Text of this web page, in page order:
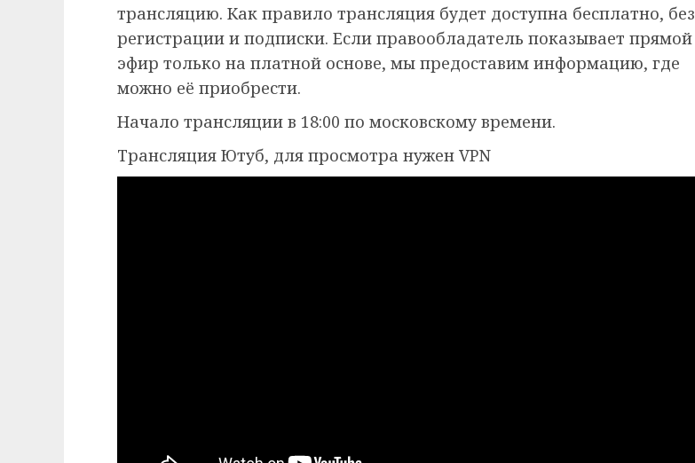
трансляцию. Как правило трансляция будет доступна бесплатно, без
регистрации и подписки. Если правообладатель показывает прямой
эфир только на платной основе, мы предоставим информацию, где
можно её приобрести.
Начало трансляции в 18:00 по московскому времени.
Трансляция Ютуб, для просмотра нужен VPN